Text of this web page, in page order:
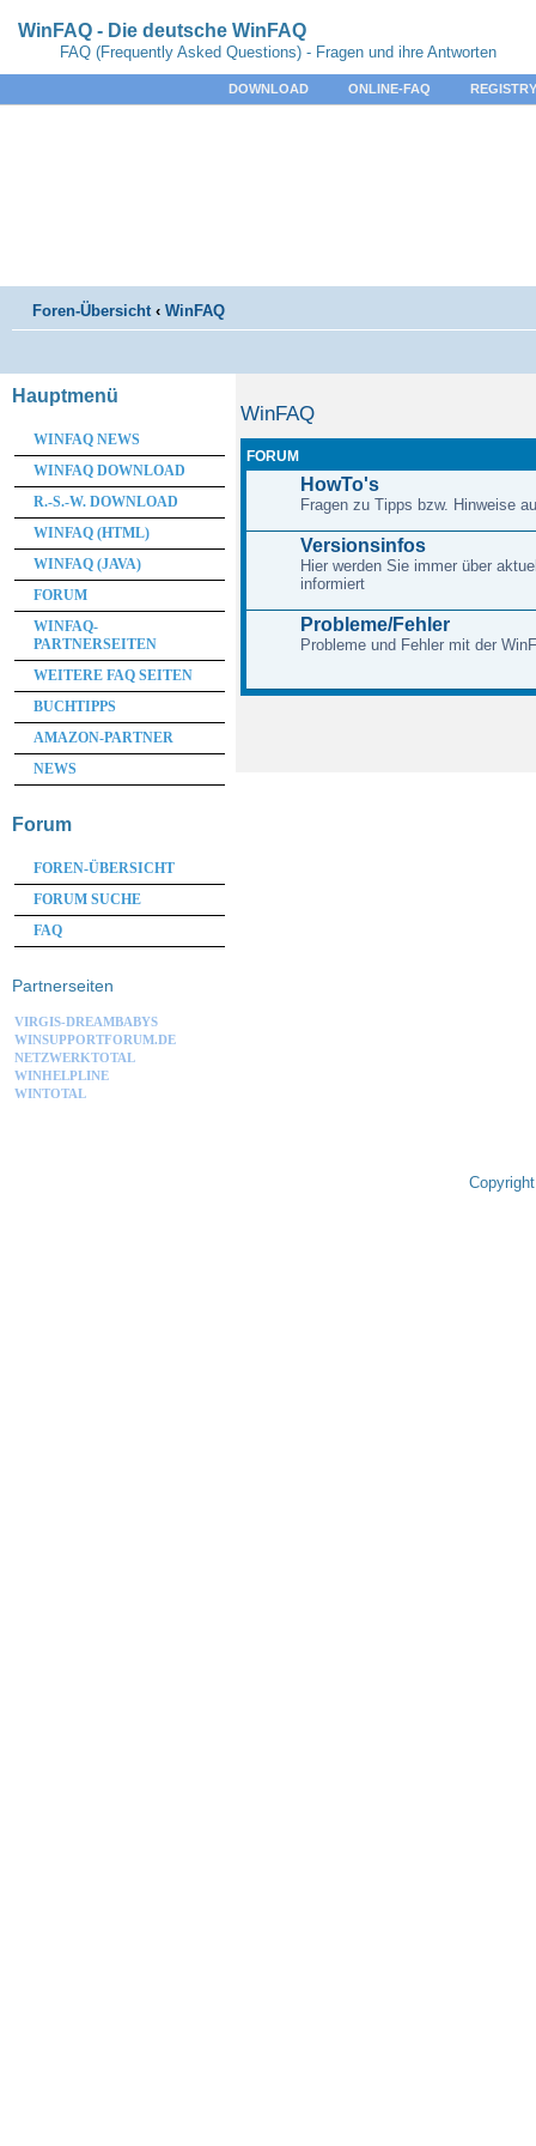
WinFAQ - Die deutsche WinFAQ
FAQ (Frequently Asked Questions) - Fragen und ihre Antworten
DOWNLOAD ONLINE-FAQ
Foren-Übersicht ‹ WinFAQ
WinFAQ
FORUM
HowTo's
Fragen zu Tipps bzw. Hinweise
Versionsinfos
Hier werden Sie immer über
informiert
Probleme/Fehler
Probleme und Fehler mit der
Hauptmenü
WINFAQ NEWS
WINFAQ DOWNLOAD
R.-S.-W. DOWNLOAD
WINFAQ (HTML)
WINFAQ (JAVA)
FORUM
WINFAQ-
PARTNERSEITEN
WEITERE FAQ SEITEN
BUCHTIPPS
AMAZON-PARTNER
NEWS
Forum
FOREN-ÜBERSICHT
FORUM SUCHE
FAQ
Partnerseiten
VIRGIS-DREAMBABYS
WINSUPPORTFORUM.DE
NETZWERKTOTAL
WINHELPLINE
WINTOTAL